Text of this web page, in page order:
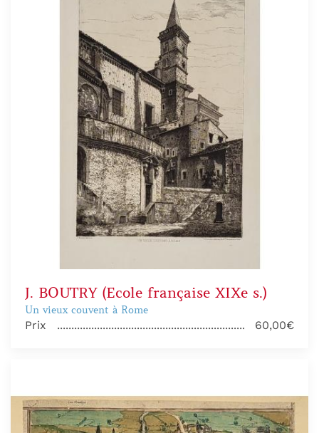
J. BOUTRY (Ecole française XIXe s.)
Un vieux couvent à Rome
Prix 60,00€